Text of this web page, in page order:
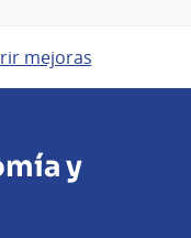
mejoras
y